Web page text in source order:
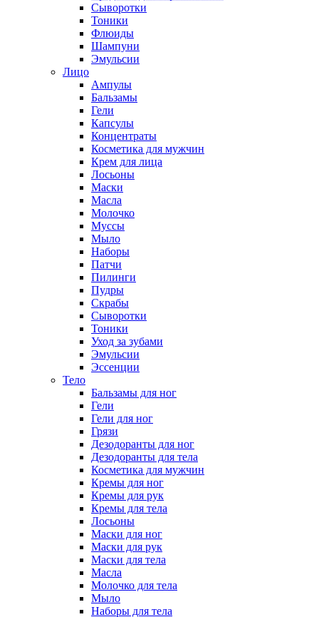
Сыворотки
Тоники
Флюиды
Шампуни
Эмульсии
Лицо
Ампулы
Бальзамы
Гели
Капсулы
Концентраты
Косметика для мужчин
Крем для лица
Лосьоны
Маски
Масла
Молочко
Муссы
Мыло
Наборы
Патчи
Пилинги
Пудры
Скрабы
Сыворотки
Тоники
Уход за зубами
Эмульсии
Эссенции
Тело
Бальзамы для ног
Гели
Гели для ног
Грязи
Дезодоранты для ног
Дезодоранты для тела
Косметика для мужчин
Кремы для ног
Кремы для рук
Кремы для тела
Лосьоны
Маски для ног
Маски для рук
Маски для тела
Масла
Молочко для тела
Мыло
Наборы для тела